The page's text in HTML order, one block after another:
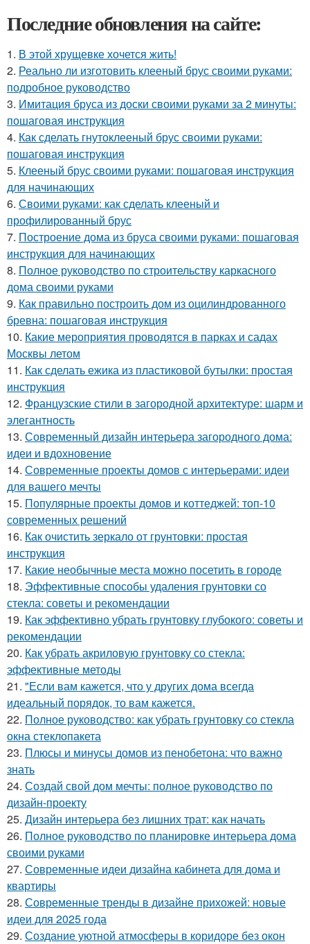
Последние обновления на сайте:
1. В этой хрущевке хочется жить!
2. Реально ли изготовить клееный брус своими руками:
подробное руководство
3. Имитация бруса из доски своими руками за 2 минуты:
пошаговая инструкция
4. Как сделать гнутоклееный брус своими руками:
пошаговая инструкция
5. Клееный брус своими руками: пошаговая инструкция
для начинающих
6. Своими руками: как сделать клееный и
профилированный брус
7. Построение дома из бруса своими руками: пошаговая
инструкция для начинающих
8. Полное руководство по строительству каркасного
дома своими руками
9. Как правильно построить дом из оцилиндрованного
бревна: пошаговая инструкция
10. Какие мероприятия проводятся в парках и садах
Москвы летом
11. Как сделать ежика из пластиковой бутылки: простая
инструкция
12. Французские стили в загородной архитектуре: шарм и
элегантность
13. Современный дизайн интерьера загородного дома:
идеи и вдохновение
14. Современные проекты домов с интерьерами: идеи
для вашего мечты
15. Популярные проекты домов и коттеджей: топ-10
современных решений
16. Как очистить зеркало от грунтовки: простая
инструкция
17. Какие необычные места можно посетить в городе
18. Эффективные способы удаления грунтовки со
стекла: советы и рекомендации
19. Как эффективно убрать грунтовку глубокого: советы и
рекомендации
20. Как убрать акриловую грунтовку со стекла:
эффективные методы
21. "Если вам кажется, что у других дома всегда
идеальный порядок, то вам кажется.
22. Полное руководство: как убрать грунтовку со стекла
окна стеклопакета
23. Плюсы и минусы домов из пенобетона: что важно
знать
24. Создай свой дом мечты: полное руководство по
дизайн-проекту
25. Дизайн интерьера без лишних трат: как начать
26. Полное руководство по планировке интерьера дома
своими руками
27. Современные идеи дизайна кабинета для дома и
квартиры
28. Современные тренды в дизайне прихожей: новые
идеи для 2025 года
29. Создание уютной атмосферы в коридоре без окон